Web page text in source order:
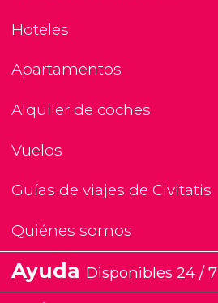
Hoteles
Apartamentos
Alquiler de coches
Vuelos
Guías de viajes de Civitatis
Quiénes somos
Ayuda Disponibles 24 / 7